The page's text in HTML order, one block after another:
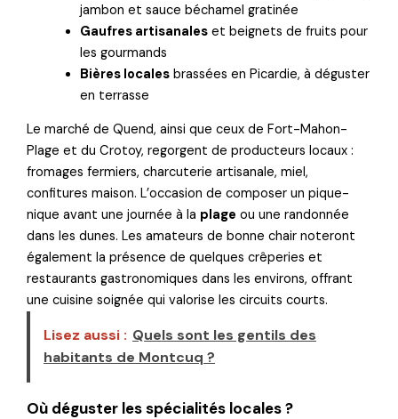
jambon et sauce béchamel gratinée
Gaufres artisanales et beignets de fruits pour
les gourmands
Bières locales brassées en Picardie, à déguster
en terrasse
Le marché de Quend, ainsi que ceux de Fort-Mahon-
Plage et du Crotoy, regorgent de producteurs locaux :
fromages fermiers, charcuterie artisanale, miel,
confitures maison. L’occasion de composer un pique-
nique avant une journée à la plage ou une randonnée
dans les dunes. Les amateurs de bonne chair noteront
également la présence de quelques crêperies et
restaurants gastronomiques dans les environs, offrant
une cuisine soignée qui valorise les circuits courts.
Lisez aussi : Quels sont les gentils des
habitants de Montcuq ?
Où déguster les spécialités locales ?